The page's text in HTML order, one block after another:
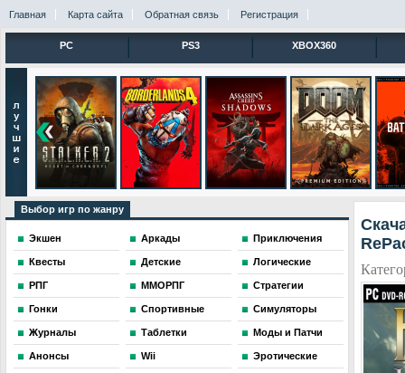
Главная Карта сайта Обратная связь Регистрация
PC PS3 XBOX360
Выбор игр по жанру
Экшен Аркады Приключения
Квесты Детские Логические
РПГ ММОРПГ Стратегии
Гонки Спортивные Симуляторы
Журналы Таблетки Моды и Патчи
Анонсы Wii Эротические